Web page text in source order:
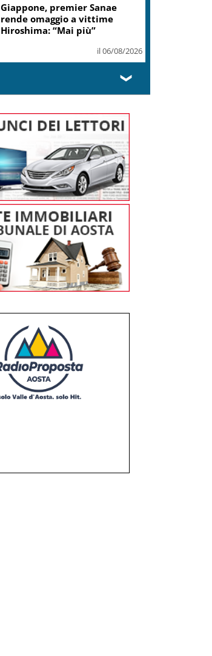
Napoli, Siglato protocollo
Commercialisti e Autorità
Portuale
il 06/08/2026
❯